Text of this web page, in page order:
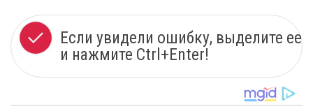
Если увидели ошибку, выделите ее
и нажмите Ctrl+Enter!